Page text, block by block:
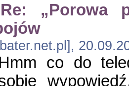
Re: „Porowa
co do